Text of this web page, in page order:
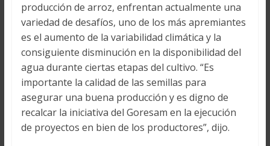
producción de arroz, enfrentan actualmente una
variedad de desafíos, uno de los más apremiantes
es el aumento de la variabilidad climática y la
consiguiente disminución en la disponibilidad del
agua durante ciertas etapas del cultivo. “Es
importante la calidad de las semillas para
asegurar una buena producción y es digno de
recalcar la iniciativa del Goresam en la ejecución
de proyectos en bien de los productores”, dijo.